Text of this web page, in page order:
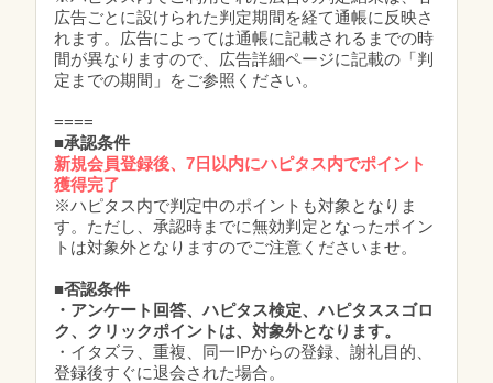
広告ごとに設けられた判定期間を経て通帳に反映さ
れます。広告によっては通帳に記載されるまでの時
間が異なりますので、広告詳細ページに記載の「判
定までの期間」をご参照ください。
====
■承認条件
新規会員登録後、7日以内にハピタス内でポイント
獲得完了
※ハピタス内で判定中のポイントも対象となりま
す。ただし、承認時までに無効判定となったポイン
トは対象外となりますのでご注意くださいませ。
■否認条件
・アンケート回答、ハピタス検定、ハピタススゴロ
ク、クリックポイントは、対象外となります。
・イタズラ、重複、同一IPからの登録、謝礼目的、
登録後すぐに退会された場合。